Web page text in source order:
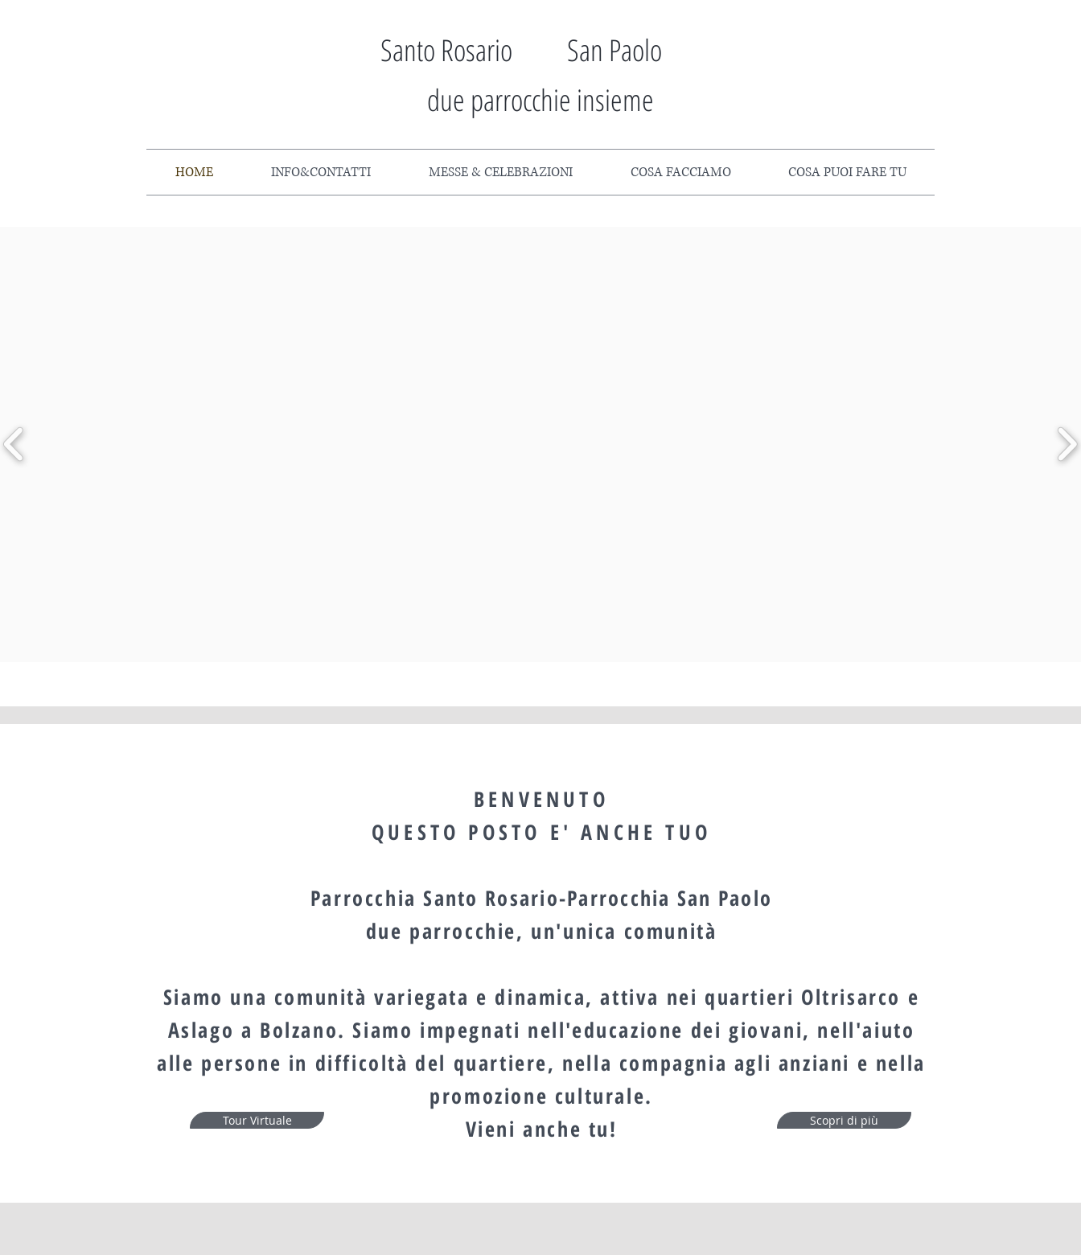
Santo Rosario San Paolo
due parrocchie insieme
HOME INFO&CONTATTI MESSE & CELEBRAZIONI COSA FACCIAMO COSA PUOI FARE TU
BENVENUTO
QUESTO POSTO E' ANCHE TUO
ParrocchiaSanto Rosario-Parrocchia San Paolo
due parrocchie, un'unica comunità
Siamo una comunità variegata e dinamica, attiva nei quartieri Oltrisarco e
Aslago a Bolzano. Siamo impegnati nell'educazione dei giovani, nell'aiuto
alle persone in difficoltà del quartiere, nella compagnia agli anziani e nella
promozione culturale.
Vieni anche tu!
Scopri di più
Tour Virtuale